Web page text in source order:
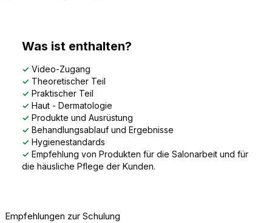
Was ist enthalten?
✓ Video-Zugang
✓ Theoretischer Teil
✓ Praktischer Teil
✓ Haut - Dermatologie
✓ Produkte und Ausrüstung
✓ Behandlungsablauf und Ergebnisse
✓ Hygienestandards
✓ Empfehlung von Produkten für die Salonarbeit und für
die häusliche Pflege der Kunden.
Empfehlungen zur Schulung